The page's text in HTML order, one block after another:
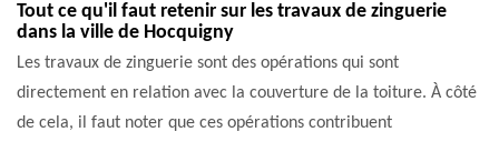
Tout ce qu'il faut retenir sur les travaux de zinguerie
dans la ville de Hocquigny
Les travaux de zinguerie sont des opérations qui sont
directement en relation avec la couverture de la toiture. À côté
de cela, il faut noter que ces opérations contribuent